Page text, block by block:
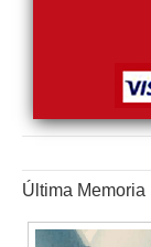
Última Memoria